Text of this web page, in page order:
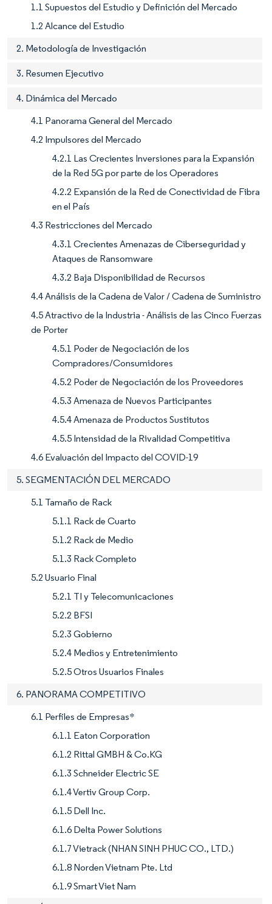
1.1 Supuestos del Estudio y Definición del Mercado
1.2 Alcance del Estudio
2. Metodología de Investigación
3. Resumen Ejecutivo
4. Dinámica del Mercado
4.1 Panorama General del Mercado
4.2 Impulsores del Mercado
4.2.1 Las Crecientes Inversiones para la Expansión
de la Red 5G por parte de los Operadores
4.2.2 Expansión de la Red de Conectividad de Fibra
en el País
4.3 Restricciones del Mercado
4.3.1 Crecientes Amenazas de Ciberseguridad y
Ataques de Ransomware
4.3.2 Baja Disponibilidad de Recursos
4.4 Análisis de la Cadena de Valor / Cadena de Suministro
4.5 Atractivo de la Industria - Análisis de las Cinco Fuerzas
de Porter
4.5.1 Poder de Negociación de los
Compradores/Consumidores
4.5.2 Poder de Negociación de los Proveedores
4.5.3 Amenaza de Nuevos Participantes
4.5.4 Amenaza de Productos Sustitutos
4.5.5 Intensidad de la Rivalidad Competitiva
4.6 Evaluación del Impacto del COVID-19
5. SEGMENTACIÓN DEL MERCADO
5.1 Tamaño de Rack
5.1.1 Rack de Cuarto
5.1.2 Rack de Medio
5.1.3 Rack Completo
5.2 Usuario Final
5.2.1 TI y Telecomunicaciones
5.2.2 BFSI
5.2.3 Gobierno
5.2.4 Medios y Entretenimiento
5.2.5 Otros Usuarios Finales
6. PANORAMA COMPETITIVO
6.1 Perfiles de Empresas*
6.1.1 Eaton Corporation
6.1.2 Rittal GMBH & Co.KG
6.1.3 Schneider Electric SE
6.1.4 Vertiv Group Corp.
6.1.5 Dell Inc.
6.1.6 Delta Power Solutions
6.1.7 Vietrack (NHAN SINH PHUC CO., LTD.)
6.1.8 Norden Vietnam Pte. Ltd
6.1.9 Smart Viet Nam